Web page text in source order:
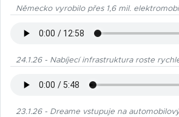
Německo vyrobilo přes 1,6 mil.
24.1.26 - Nabíjecí infrastruktura roste
23.1.26 - Dreame vstupuje na